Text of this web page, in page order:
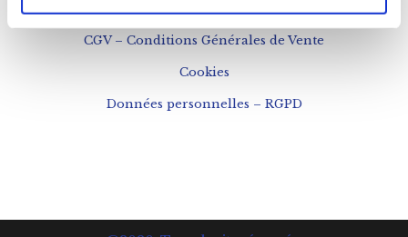
Mentions légales
CGV – Conditions Générales de Vente
Cookies
Données personnelles – RGPD